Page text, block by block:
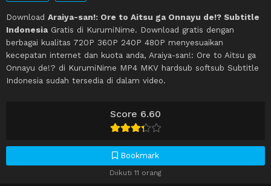
Score 6.60
Bookmark
Diikuti 11 orang
Download Araiya-san!: Ore to Aitsu ga Onnayu de!? Subtitle
Indonesia Gratis di KurumiNime. Download gratis dengan
berbagai kualitas 720P 360P 240P 480P menyesuaikan
kecepatan internet dan kuota anda, Araiya-san!: Ore to Aitsu ga
Onnayu de!? di KurumiNime MP4 MKV hardsub softsub Subtitle
Indonesia sudah tersedia di dalam video.